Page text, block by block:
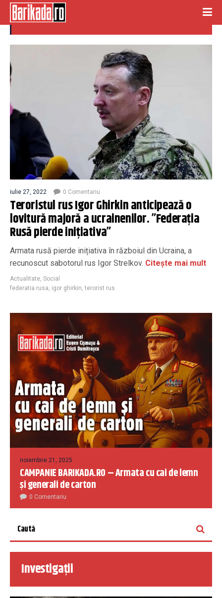
terorist rus
iulie 27, 2022 0 Comentariu
Teroristul rus Igor Ghirkin anticipează o
lovitură majoră a ucrainenilor. ”Federația
Rusă pierde inițiativa”
Armata rusă pierde inițiativa în războiul din Ucraina, a
recunoscut sabotorul rus Igor Strelkov. Citește mai mult
Actualitate, Social
federatia rusa, igor ghirkin,terorist rus
noiembrie 21, 2025
CAMPANIE BARIKADA.RO – Armata cu cai de lemn
și generali de carton
0 Comentariu
Investigații